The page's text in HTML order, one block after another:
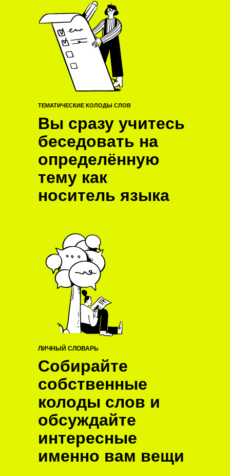
Вы сразу учитесь
беседовать на
определённую
тему как
носитель языка
Собирайте
собственные
колоды слов и
обсуждайте
интересные
именно вам вещи
ТЕМАТИЧЕСКИЕ КОЛОДЫ СЛОВ
ЛИЧНЫЙ СЛОВАРЬ